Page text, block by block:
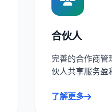
合伙人
完善的合作商管
伙人共享服务盈
了解更多